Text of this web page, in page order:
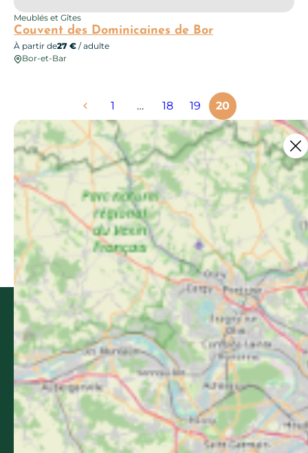
Meublés et Gîtes
Couvent des Dominicaines de Bor
À partir de27 € / adulte
Bor-et-Bar
1 … 18 19 20
Ce contenu vous a été utile ?
Ce contenu vous a été utile
Ce contenu ne vous a pas été utile
Enregistrer
Partager ce contenu
Partager sur Facebook (nouvelle
Partager sur X / Twitter (nouvelle
Partager sur WhatsApp
Partager par mail
Bastides & Gorges de l’Aveyron
Promenade du Guiraudet
12200 Villefranche-de-Rouergue
Contactez-nous